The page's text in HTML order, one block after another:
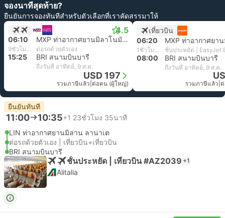
จองนาทีสุดท้าย?
ยืนยันการจองทันทีสำหรับตัวเลือกที่เราคัดสรรมาให้
4.5
06:10 MXP ท่าอากาศยานมิลาโนมัลเปนซา
9ชั่วโมง 15นาที ต่อรถด้วยตัวเอง
15:25 BRI สนามบินบารี
ถึงวันที่ อาทิตย์, 9 ส.ค.
USD 197
รวมภาษีแล้ว ต่อคน (ผู้ใหญ่)
เที่ยวบิน
06:20
1ชั่วโมง 40นาที ชั้นประหยัด | EasyJet
08:00 BRI สนามบินบารี
ถึงวันที่ อาทิตย์, 9 ส.ค.
รวมภาษีแล้ว
ยืนยันทันที
11:00 10:35+1 23ชั่วโมง 35นาที
LIN ท่าอากาศยานมิลาน ลานาเต
ต่อรถด้วยตัวเอง | เที่ยวบิน+เที่ยวบิน
BRI สนามบินบารี
ชั้นประหยัด | เที่ยวบิน #AZ2039 +1
Alitalia